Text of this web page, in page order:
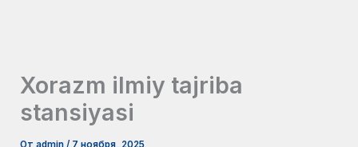
Xorazm ilmiy tajriba
stansiyasi
От admin / 7 ноября, 2025